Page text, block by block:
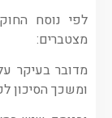
מצטברים:
מדובר בעיקר
ומשכך הסיכון